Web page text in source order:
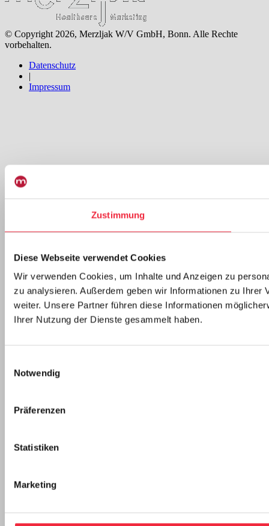
Zustimmung
Diese Webseite verwendet Cookies
Wir verwenden Cookies, um Inhalte und Anzeigen zu
zu analysieren. Außerdem geben wir Informationen zu Ihrer
weiter. Unsere Partner führen diese Informationen
Ihrer Nutzung der Dienste gesammelt haben.
Notwendig
Präferenzen
Statistiken
Marketing
© Copyright 2026, Merzljak W/V GmbH, Bonn. Alle Rechte
vorbehalten.
Datenschutz
|
Impressum